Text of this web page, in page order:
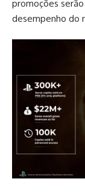
promoções
desempenho do